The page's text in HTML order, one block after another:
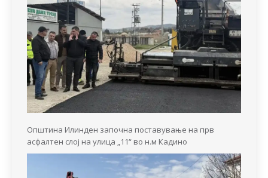
Општина Илинден започна поставување на прв
асфалтен слој на улица „11“ во н.м Кадино